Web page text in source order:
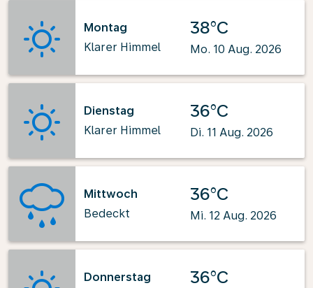
Montag
Klarer Himmel
38°C
Mo. 10 Aug. 2026
Dienstag
Klarer Himmel
36°C
Di. 11 Aug. 2026
Mittwoch
Bedeckt
36°C
Mi. 12 Aug. 2026
Donnerstag
36°C